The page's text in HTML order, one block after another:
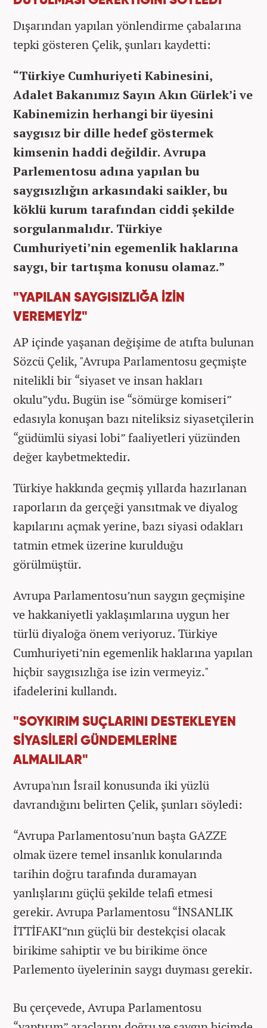
Dışarından yapılan yönlendirme çabalarına
tepki gösteren Çelik, şunları kaydetti:
“Türkiye Cumhuriyeti Kabinesini,
Adalet Bakanımız Sayın Akın Gürlek’i ve
Kabinemizin herhangi bir üyesini
saygısız bir dille hedef göstermek
kimsenin haddi değildir. Avrupa
Parlementosu adına yapılan bu
saygısızlığın arkasındaki saikler, bu
köklü kurum tarafından ciddi şekilde
sorgulanmalıdır. Türkiye
Cumhuriyeti’nin egemenlik haklarına
saygı, bir tartışma konusu olamaz.”
"YAPILAN SAYGISIZLIĞA İZİN
VEREMEYİZ"
AP içinde yaşanan değişime de atıfta bulunan
Sözcü Çelik, "Avrupa Parlamentosu geçmişte
nitelikli bir “siyaset ve insan hakları
okulu”ydu. Bugün ise “sömürge komiseri”
edasıyla konuşan bazı niteliksiz siyasetçilerin
“güdümlü siyasi lobi” faaliyetleri yüzünden
değer kaybetmektedir.
Türkiye hakkında geçmiş yıllarda hazırlanan
raporların da gerçeği yansıtmak ve diyalog
kapılarını açmak yerine, bazı siyasi odakları
tatmin etmek üzerine kurulduğu
görülmüştür.
Avrupa Parlamentosu’nun saygın geçmişine
ve hakkaniyetli yaklaşımlarına uygun her
türlü diyaloğa önem veriyoruz. Türkiye
Cumhuriyeti’nin egemenlik haklarına yapılan
hiçbir saygısızlığa ise izin vermeyiz."
ifadelerini kullandı.
"SOYKIRIM SUÇLARINI DESTEKLEYEN
SİYASİLERİ GÜNDEMLERİNE
ALMALILAR"
Avrupa'nın İsrail konusunda iki yüzlü
davrandığını belirten Çelik, şunları söyledi:
“Avrupa Parlamentosu’nun başta GAZZE
olmak üzere temel insanlık konularında
tarihin doğru tarafında duramayan
yanlışlarını güçlü şekilde telafi etmesi
gerekir. Avrupa Parlamentosu “İNSANLIK
İTTİFAKI”nın güçlü bir destekçisi olacak
birikime sahiptir ve bu birikime önce
Parlemento üyelerinin saygı duyması gerekir.
Bu çerçevede, Avrupa Parlamentosu